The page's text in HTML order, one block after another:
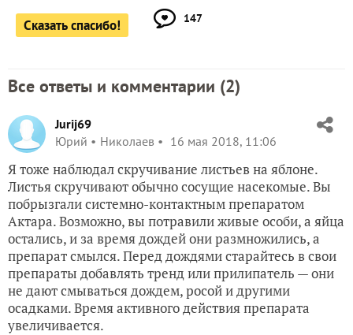
Сказать спасибо! 147
Все ответы и комментарии (2)
Jurij69
Юрий
Николаев 16 мая 2018, 11:06
Я тоже наблюдал скручивание листьев на яблоне.
Листья скручивают обычно сосущие насекомые. Вы
побрызгали системно-контактным препаратом
Актара. Возможно, вы потравили живые особи, а яйца
остались, и за время дождей они размножились, а
препарат смылся. Перед дождями старайтесь в свои
препараты добавлять тренд или прилипатель — они
не дают смываться дождем, росой и другими
осадками. Время активного действия препарата
увеличивается.